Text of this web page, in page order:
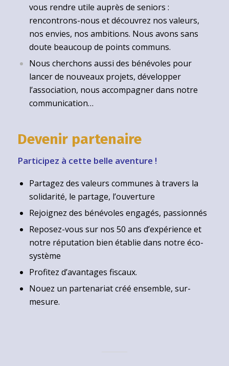
vous rendre utile auprès de seniors :
rencontrons-nous et découvrez nos valeurs,
nos envies, nos ambitions. Nous avons sans
doute beaucoup de points communs.
Nous cherchons aussi des bénévoles pour
lancer de nouveaux projets, développer
l’association, nous accompagner dans notre
communication…
Devenir partenaire
Participez à cette belle aventure !
Partagez des valeurs communes à travers la
solidarité, le partage, l’ouverture
Rejoignez des bénévoles engagés, passionnés
Reposez-vous sur nos 50 ans d’expérience et
notre réputation bien établie dans notre éco-
système
Profitez d’avantages fiscaux.
Nouez un partenariat créé ensemble, sur-
mesure.